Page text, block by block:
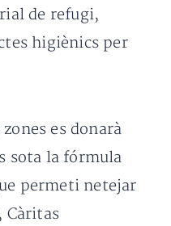
de refugi,
higiènics per
es donarà
sota la fórmula
permeti netejar
Càritas